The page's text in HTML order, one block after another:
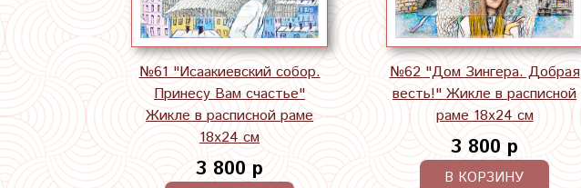
№61 "Исаакиевский собор.
Принесу Вам счастье"
Жикле в расписной раме
18х24 см
3 800 р
№62 "Дом Зингера. Добрая
весть!" Жикле в расписной
раме 18х24 см
3 800 р
В КОРЗИНУ